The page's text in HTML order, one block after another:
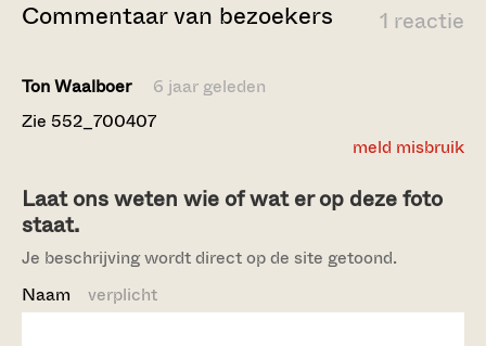
1 reactie
Commentaar van bezoekers
Ton Waalboer
6 jaar geleden
Zie 552_700407
meld misbruik
Laat ons weten wie of wat er op deze foto
staat.
Je beschrijving wordt direct op de site getoond.
Naam verplicht